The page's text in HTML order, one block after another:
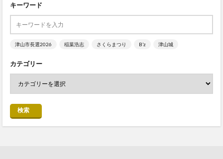
キーワード
津山市長選2026 稲葉浩志 さくらまつり B’z 津山城
カテゴリー
検索